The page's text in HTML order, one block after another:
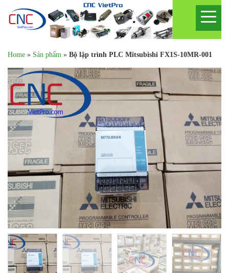
Home » Sản phẩm » Bộ lập trình PLC Mitsubishi FX1S-10MR-001